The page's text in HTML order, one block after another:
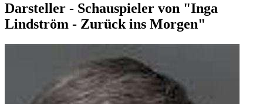
Darsteller - Schauspieler von "Inga
Lindström - Zurück ins Morgen"